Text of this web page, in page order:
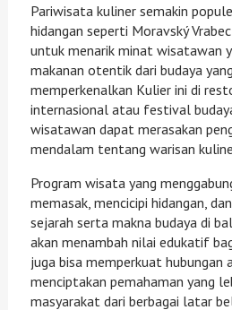
Pariwisata kuliner semakin
hidangan seperti Moravský
untuk menarik minat wisatawan
makanan otentik dari budaya
memperkenalkan Kulier ini di
internasional atau festival
wisatawan dapat merasakan
mendalam tentang warisan
Program wisata yang
memasak, mencicipi hidangan,
sejarah serta makna budaya di
akan menambah nilai edukatif
juga bisa memperkuat hubungan
menciptakan pemahaman yang
masyarakat dari berbagai latar